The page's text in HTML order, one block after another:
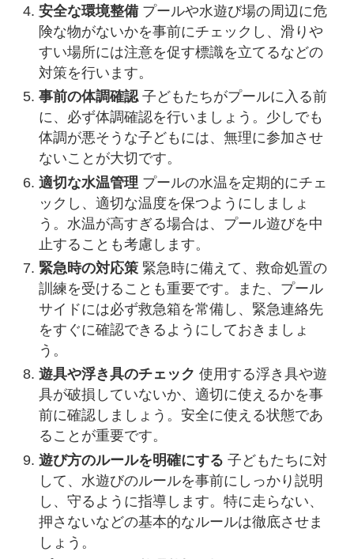
安全な環境整備 プールや水遊び場の周辺に危
険な物がないかを事前にチェックし、滑りや
すい場所には注意を促す標識を立てるなどの
対策を行います。
事前の体調確認子どもたちがプールに入る前
に、必ず体調確認を行いましょう。少しでも
体調が悪そうな子どもには、無理に参加させ
ないことが大切です。
適切な水温管理 プールの水温を定期的にチェ
ックし、適切な温度を保つようにしましょ
う。水温が高すぎる場合は、プール遊びを中
止することも考慮します。
緊急時の対応策 緊急時に備えて、救命処置の
訓練を受けることも重要です。また、プール
サイドには必ず救急箱を常備し、緊急連絡先
をすぐに確認できるようにしておきましょ
う。
遊具や浮き具のチェック 使用する浮き具や遊
具が破損していないか、適切に使えるかを事
前に確認しましょう。安全に使える状態であ
ることが重要です。
遊び方のルールを明確にする 子どもたちに対
して、水遊びのルールを事前にしっかり説明
し、守るように指導します。特に走らない、
押さないなどの基本的なルールは徹底させま
しょう。